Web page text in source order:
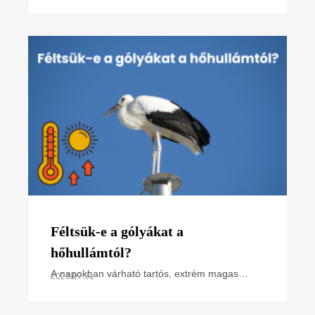
Féltsük-e a gólyákat a
hőhullámtól?
A napokban várható tartós, extrém magas
2026.07.31